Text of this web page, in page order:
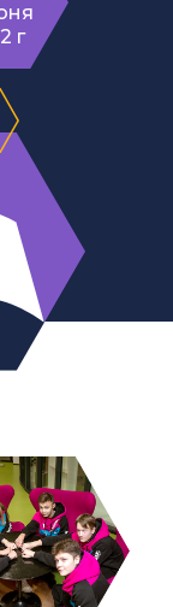
г